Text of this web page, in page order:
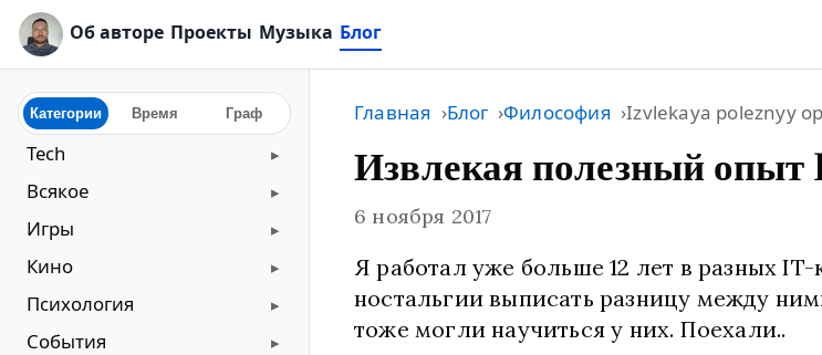
Об авторе Проекты Музыка Блог
Категории Время Граф
Tech
Всякое
Игры
Кино
Психология
События
Главная Блог Философия Izvlekaya poleznyy
Извлекая полезный
6 ноября 2017
Я работал уже больше 12 лет в разных
ностальгии выписать разницу между
тоже могли научиться у них. Поехали..